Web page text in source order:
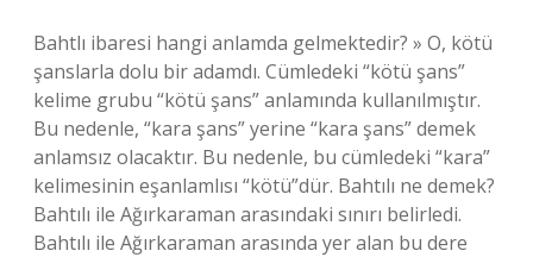
Bahtlı ibaresi hangi anlamda gelmektedir? » O, kötü
şanslarla dolu bir adamdı. Cümledeki “kötü şans”
kelime grubu “kötü şans” anlamında kullanılmıştır.
Bu nedenle, “kara şans” yerine “kara şans” demek
anlamsız olacaktır. Bu nedenle, bu cümledeki “kara”
kelimesinin eşanlamlısı “kötü”dür. Bahtılı ne demek?
Bahtılı ile Ağırkaraman arasındaki sınırı belirledi.
Bahtılı ile Ağırkaraman arasında yer alan bu dere